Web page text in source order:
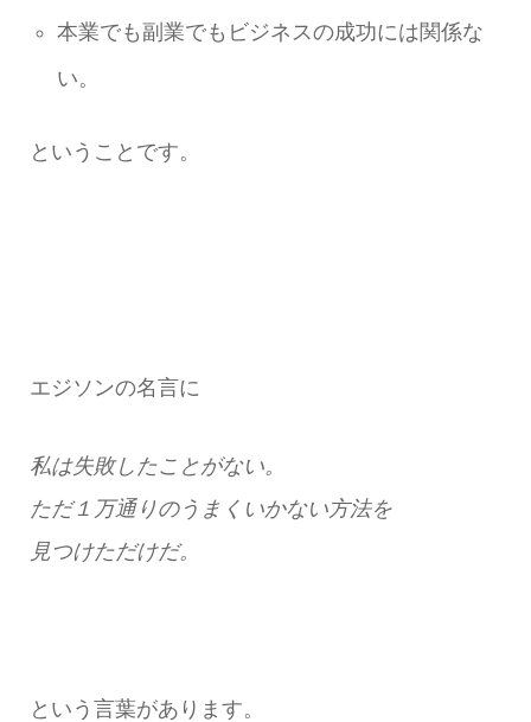
本業でも副業でもビジネスの成功には関係な
い。
ということです。
エジソンの名言に
私は失敗したことがない。
ただ１万通りのうまくいかない方法を
見つけただけだ。
という言葉があります。